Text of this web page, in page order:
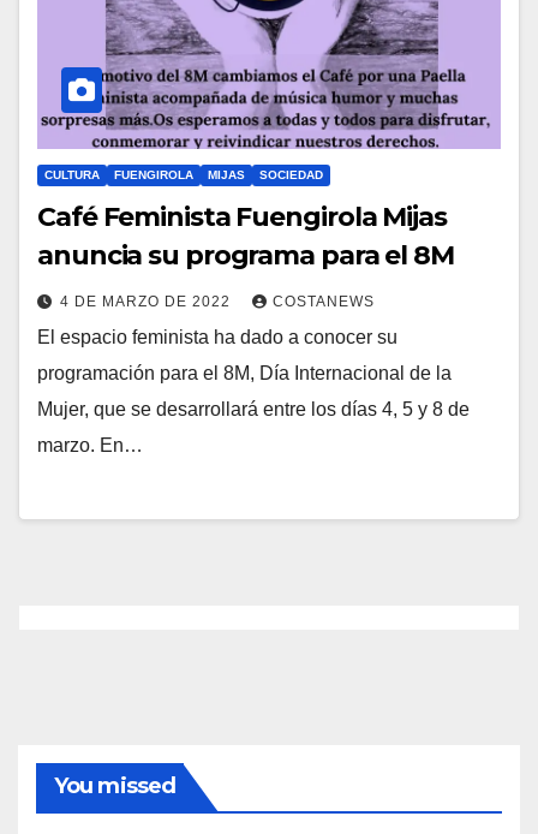
CULTURA FUENGIROLA MIJAS SOCIEDAD
Café Feminista Fuengirola Mijas
anuncia su programa para el 8M
4 DE MARZO DE 2022 COSTANEWS
El espacio feminista ha dado a conocer su
programación para el 8M, Día Internacional de la
Mujer, que se desarrollará entre los días 4, 5 y 8 de
marzo. En…
You missed